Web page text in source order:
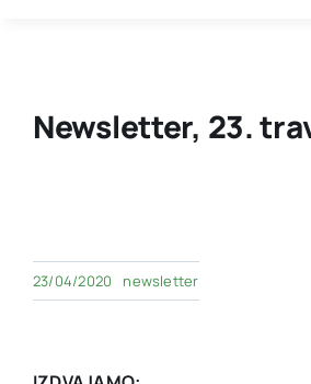
Newsletter, 23.
23/04/2020 newsletter